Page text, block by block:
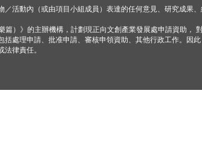
活動內（或由項目小組成員）表達的任何意見、研究成果
）》的主辦機構，計劃現正向文創產業發展處申請資助，
處理申請、批准申請、審核申領資助、其他行政工作。因
律責任。